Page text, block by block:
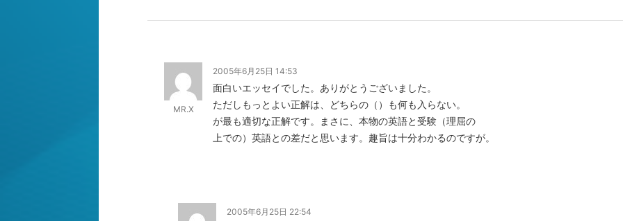
MR.X
2005年6月25日 14:53
面白いエッセイでした。ありがとうございました。
ただしもっとよい正解は、どちらの（）も何も入らない。
が最も適切な正解です。まさに、本物の英語と受験（理屈の
上での）英語との差だと思います。趣旨は十分わかるのですが。
2005年6月25日 22:54